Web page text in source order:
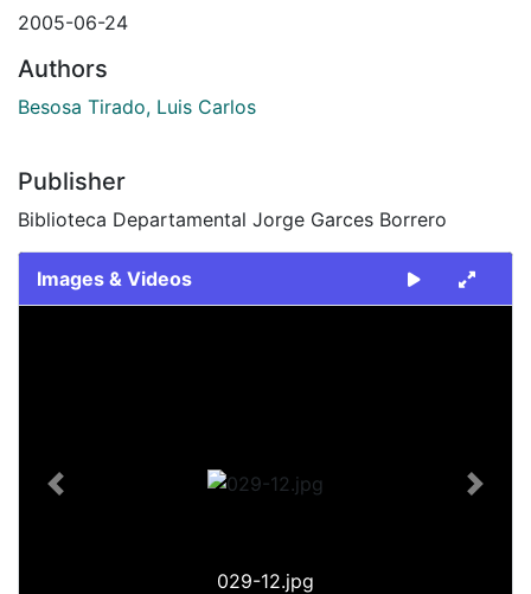
2005-06-24
Authors
Besosa Tirado, Luis Carlos
Publisher
Biblioteca Departamental Jorge Garces Borrero
Images & Videos
029-12.jpg
Previous Next